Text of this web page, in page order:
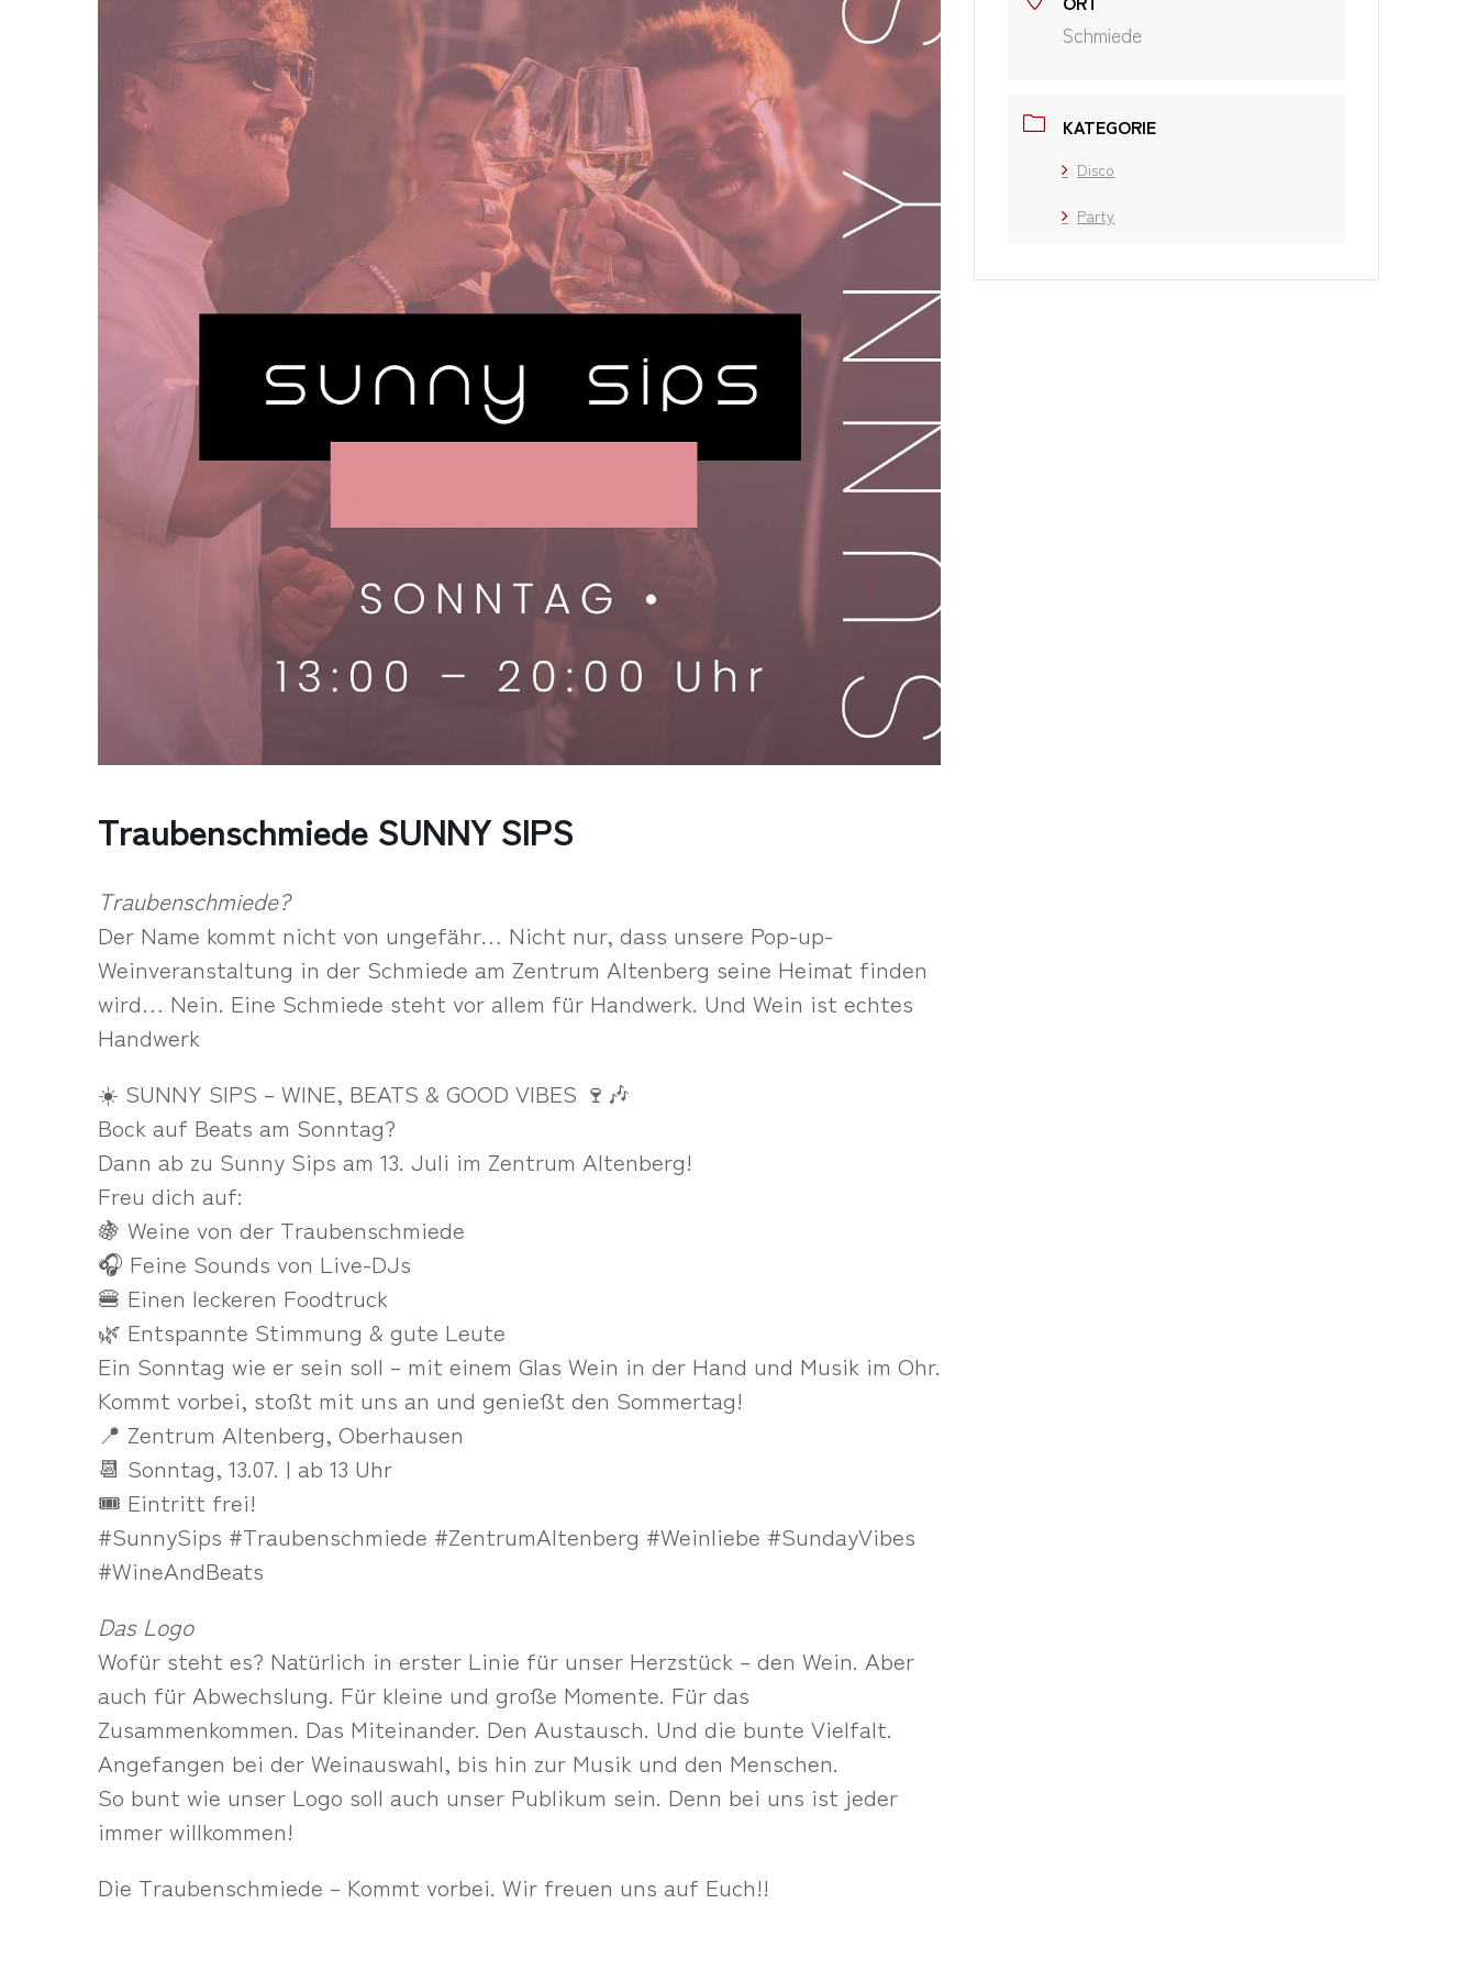
Traubenschmiede SUNNY SIPS
Traubenschmiede?
Der Name kommt nicht von ungefähr… Nicht nur, dass unsere Pop-up-
Weinveranstaltung in der Schmiede am Zentrum Altenberg seine Heimat finden
wird… Nein. Eine Schmiede steht vor allem für Handwerk. Und Wein ist echtes
Handwerk
☀️ SUNNY SIPS – WINE, BEATS & GOOD VIBES 🍷🎶
Bock auf Beats am Sonntag?
Dann ab zu Sunny Sips am 13. Juli im Zentrum Altenberg!
Freu dich auf:
🍇 Weine von der Traubenschmiede
🎧 Feine Sounds von Live-DJs
🍔 Einen leckeren Foodtruck
🌿 Entspannte Stimmung & gute Leute
Ein Sonntag wie er sein soll – mit einem Glas Wein in der Hand und Musik im Ohr.
Kommt vorbei, stoßt mit uns an und genießt den Sommertag!
📍 Zentrum Altenberg, Oberhausen
📆 Sonntag, 13.07. | ab 13 Uhr
🎟️ Eintritt frei!
#SunnySips #Traubenschmiede #ZentrumAltenberg #Weinliebe #SundayVibes
#WineAndBeats
Das Logo
Wofür steht es? Natürlich in erster Linie für unser Herzstück – den Wein. Aber
auch für Abwechslung. Für kleine und große Momente. Für das
Zusammenkommen. Das Miteinander. Den Austausch. Und die bunte Vielfalt.
Angefangen bei der Weinauswahl, bis hin zur Musik und den Menschen.
So bunt wie unser Logo soll auch unser Publikum sein. Denn bei uns ist jeder
immer willkommen!
Die Traubenschmiede – Kommt vorbei. Wir freuen uns auf Euch!!
Schmiede
KATEGORIE
Disco
Party